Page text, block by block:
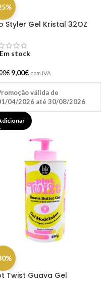
Styler Gel Kristal 32OZ
Em stock
€ 9,00€ com IVA
válida de
04/2026 até 30/08/2026
Twist Guava Gel